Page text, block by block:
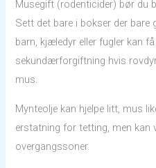
Musegift (rodenticider) bør du
Sett det bare i bokser der bare
barn, kjæledyr eller fugler kan
sekundærforgiftning hvis
mus.
Mynteolje kan hjelpe litt, mus
erstatning for tetting, men kan
overgangssoner.